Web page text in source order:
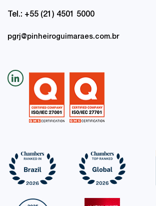
Tel.: +55 (21) 4501 5000
pgrj@pinheiroguimaraes.com.br